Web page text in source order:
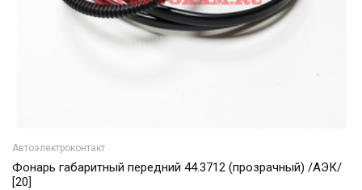
Автоэлектроконтакт
Фонарь габаритный передний 44.3712 (прозрачный) /АЭК/
[20]